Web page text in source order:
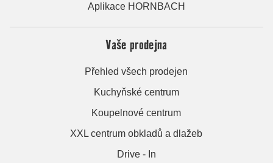
Aplikace HORNBACH
Vaše prodejna
Přehled všech prodejen
Kuchyňské centrum
Koupelnové centrum
XXL centrum obkladů a dlažeb
Drive - In